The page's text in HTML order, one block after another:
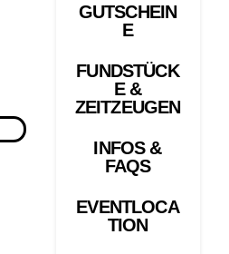
GUTSCHEIN
E
FUNDSTÜCK
E &
ZEITZEUGEN
INFOS &
FAQS
EVENTLOCA
TION